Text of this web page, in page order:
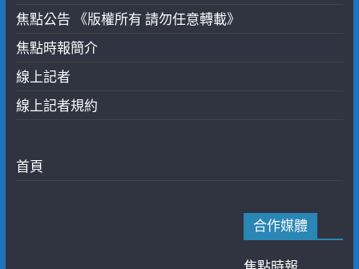
焦點公告 《版權所有 請勿任意轉載》
焦點時報簡介
線上記者
線上記者規約
首頁
合作媒體